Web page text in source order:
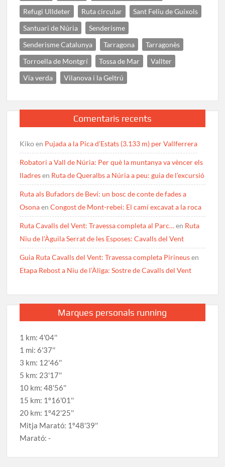
Refugi Ulldeter
Ruta circular
Sant Feliu de Guíxols
Santuari de Núria
Senderisme
Senderisme Catalunya
Tarragona
Tarragonès
Torroella de Montgrí
Tossa de Mar
Vallter
Via verda
Vilanova i la Geltrú
Comentaris recents
Kikoen Pujada a la Pica d’Estats (3.133 m) per Vallferrera
Robatori a Vall de Núria: Per què la muntanya va vèncer els
lladresen Ruta de Queralbs a Núria a peu: guia de l’excursió
Ruta als Bufadors de Beví: un bosc de conte de fades a
OsonaenCongost de Mont-rebei: El camí excavat a la roca
Ruta Cavalls del Vent: Travessa completa al Parc…en Ruta
Niu de l’Àguila Serrat de les Esposes: Cavalls del Vent
Guia Ruta Cavalls del Vent: Travessa completa Pirineusen
Etapa Rebost a Niu de l’Àliga: Sostre de Cavalls del Vent
Marques personals running
1 km: 4'04''
1 mi: 6'37''
3 km: 12'46''
5 km: 23'17''
10 km: 48'56''
15 km: 1º16'01''
20 km: 1º42'25''
Mitja Marató: 1º48'39''
Marató: -